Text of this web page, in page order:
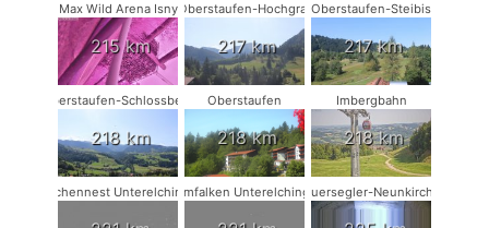
Max Wild Arena Isny
215 km
Oberstaufen-Hochgrat
217 km
Oberstaufen-Steibis
217 km
Oberstaufen-Schlossberg
218 km
Oberstaufen
218 km
Imbergbahn
218 km
Storchennest UnterelchingenTurmfalken UnterelchingenMauersegler-Neunkirchen